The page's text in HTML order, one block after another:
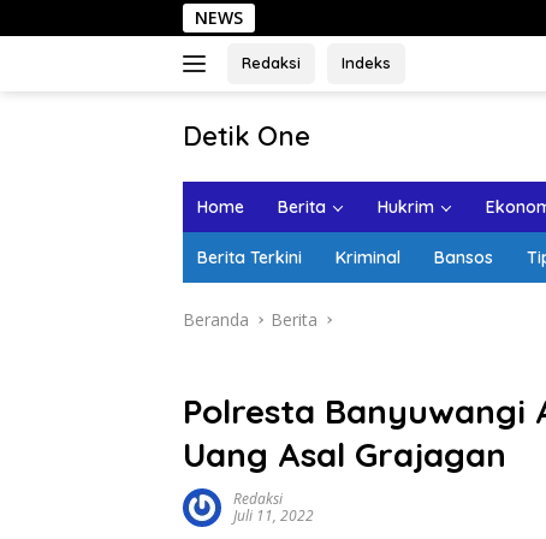
ke
NEWS
Redaksi Indeks
Detik One
Ungkap
Home Berita Hukrim
Berita Terkini Kriminal Bansos
Beranda Berita
Polresta Banyuwangi
Uang Asal Grajagan
Redaksi
Juli 11, 2022